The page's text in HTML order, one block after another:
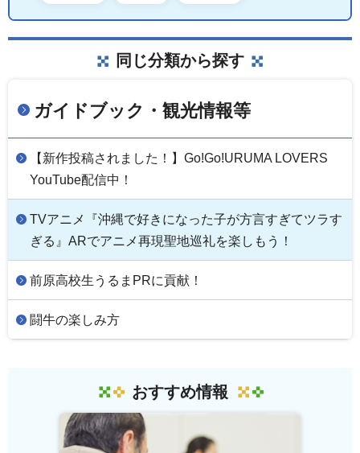
同じ分類から探す
ガイドブック・観光情報等
【新作投稿されました！】Go!Go!URUMA LOVERS
YouTube配信中！
TVアニメ『沖縄で好きになった子が方言すぎてツラす
ぎる』ARでアニメ再現聖地巡礼を楽しもう！
前原高校生うるまPRに貢献！
闘牛の楽しみ方
おすすめ情報